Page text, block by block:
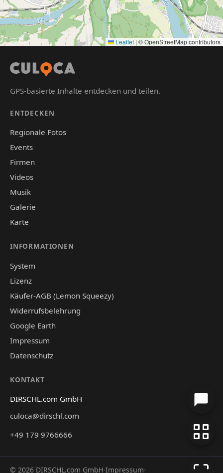
Leaflet | © OpenStreetMap contributors
GPS-basierte Inhalte entdecken und teilen.
ENTDECKEN
Regionale Fotos
Events
Firmen
Videos
Musik
Galerie
Karte
INFORMATIONEN
System
Lizenz
Käufer-AGB (Lemon Squeezy)
Widerrufsbelehrung
Google Earth
Impressum
Datenschutz
KONTAKT
DIRSCHL.com GmbH
culoca@dirschl.com
+49 179 9766666
© 2026 DIRSCHL.com GmbH·Impressum·